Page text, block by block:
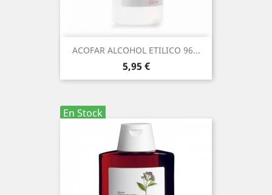
ACOFAR ALCOHOL ETILICO 96...
Precio
5,95 €
En Stock